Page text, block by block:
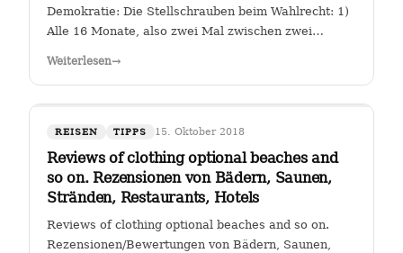
Demokratie: Die Stellschrauben beim Wahlrecht: 1)
Alle 16 Monate, also zwei Mal zwischen zwei
Weiterlesen→
REISEN TIPPS 15. Oktober 2018
Reviews of clothing optional beaches and
so on. Rezensionen von Bädern, Saunen,
Stränden, Restaurants, Hotels
Reviews of clothing optional beaches and so on.
Rezensionen/Bewertungen von Bädern, Saunen,